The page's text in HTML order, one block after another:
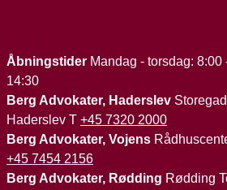
Åbningstider Mandag - torsdag:
14:30
Berg Advokater, Haderslev
Haderslev T +45 7320 2000
Berg Advokater, Vojens
+45 7454 2156
Berg Advokater, Rødding Rødding